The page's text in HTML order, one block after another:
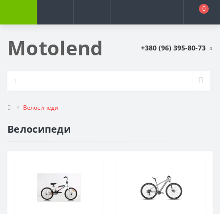
0
Motolend +380 (96) 395-80-73
Велосипеди
Велосипеди